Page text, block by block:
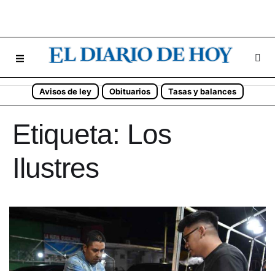
Avisos de ley Obituarios Tasas y balances
Etiqueta: Los
Ilustres